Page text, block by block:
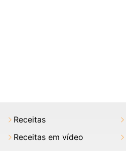
Receitas
Receitas em vídeo